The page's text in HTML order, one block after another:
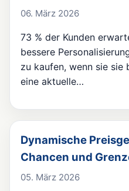
06. März 2026
73 % der Kunden
bessere
zu kaufen, wenn sie sie
eine aktuelle…
Dynamische
Chancen und
05. März 2026